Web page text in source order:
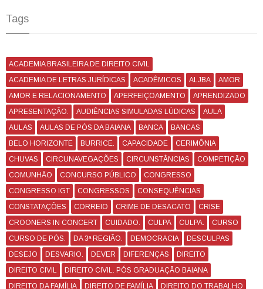
Tags
ACADEMIA BRASILEIRA DE DIREITO CIVIL
ACADEMIA DE LETRAS JURÍDICAS
ACADÊMICOS ALJBA
AMOR
AMOR E RELACIONAMENTO
APERFEIÇOAMENTO
APRENDIZADO
APRESENTAÇÃO.
AUDIÊNCIAS SIMULADAS LÚDICAS
AULA
AULAS
AULAS DE PÓS DA BAIANA BANCA
BANCAS
BELO HORIZONTE
BURRICE. CAPACIDADE
CERIMÔNIA
CHUVAS
CIRCUNAVEGAÇÕES CIRCUNSTÂNCIAS
COMPETIÇÃO
COMUNHÃO
CONCURSO PÚBLICO
CONGRESSO
CONGRESSO IGT
CONGRESSOS
CONSEQUÊNCIAS
CONSTATAÇÕES
CORREIO CRIME DE DESACATO
CRISE
CROONERS IN CONCERT
CUIDADO. CULPA CULPA.
CURSO
CURSO DE PÓS.
DA 3ª REGIÃO. DEMOCRACIA
DESCULPAS
DESEJO
DESVARIO. DEVER DIFERENÇAS
DIREITO
DIREITO CIVIL
DIREITO CIVIL. PÓS GRADUAÇÃO BAIANA
DIREITO DA FAMÍLIA
DIREITO DE FAMÍLIA
DIREITO DO TRABALHO